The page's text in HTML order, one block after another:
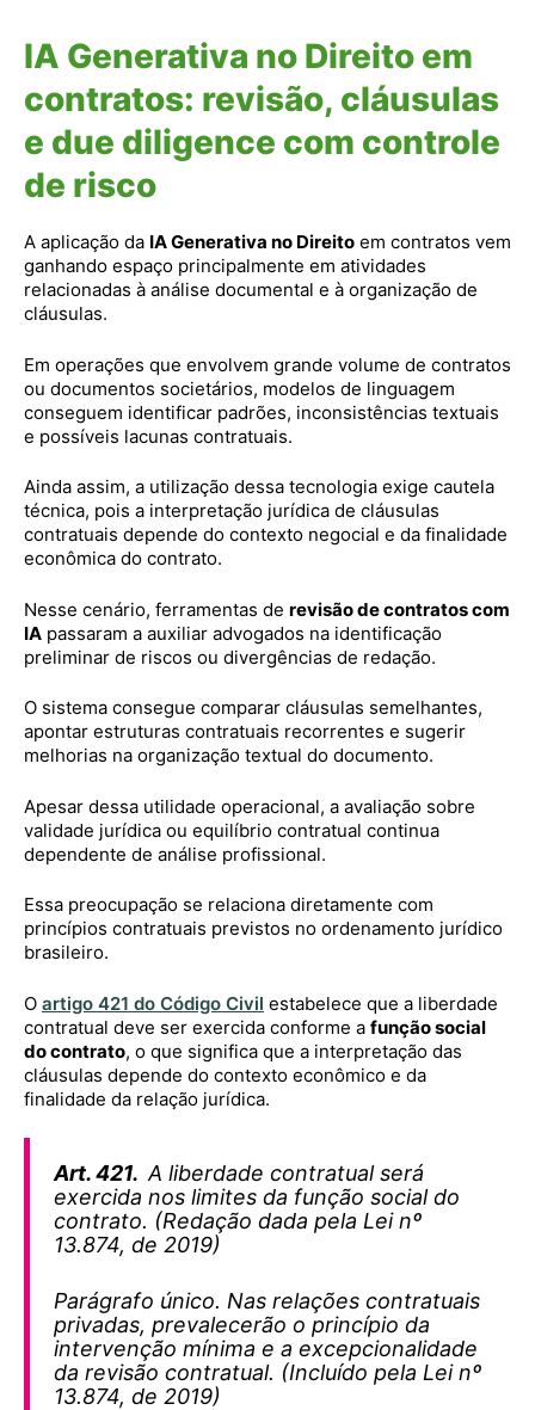
IA Generativa no Direito em
contratos: revisão, cláusulas
e due diligence com controle
de risco
A aplicação da IA Generativa no Direito em contratos vem
ganhando espaço principalmente em atividades
relacionadas à análise documental e à organização de
cláusulas.
Em operações que envolvem grande volume de contratos
ou documentos societários, modelos de linguagem
conseguem identificar padrões, inconsistências textuais
e possíveis lacunas contratuais.
Ainda assim, a utilização dessa tecnologia exige cautela
técnica, pois a interpretação jurídica de cláusulas
contratuais depende do contexto negocial e da finalidade
econômica do contrato.
Nesse cenário, ferramentas de revisão de contratos com
IA passaram a auxiliar advogados na identificação
preliminar de riscos ou divergências de redação.
O sistema consegue comparar cláusulas semelhantes,
apontar estruturas contratuais recorrentes e sugerir
melhorias na organização textual do documento.
Apesar dessa utilidade operacional, a avaliação sobre
validade jurídica ou equilíbrio contratual continua
dependente de análise profissional.
Essa preocupação se relaciona diretamente com
princípios contratuais previstos no ordenamento jurídico
brasileiro.
O artigo 421 do Código Civil estabelece que a liberdade
contratual deve ser exercida conforme a função social
do contrato, o que significa que a interpretação das
cláusulas depende do contexto econômico e da
finalidade da relação jurídica.
Art. 421. A liberdade contratual será
exercida nos limites da função social do
contrato. (Redação dada pela Lei nº
13.874, de 2019)
Parágrafo único. Nas relações contratuais
privadas, prevalecerão o princípio da
intervenção mínima e a excepcionalidade
da revisão contratual. (Incluído pela Lei nº
13.874, de 2019)